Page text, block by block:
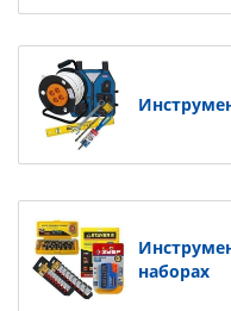
наборах